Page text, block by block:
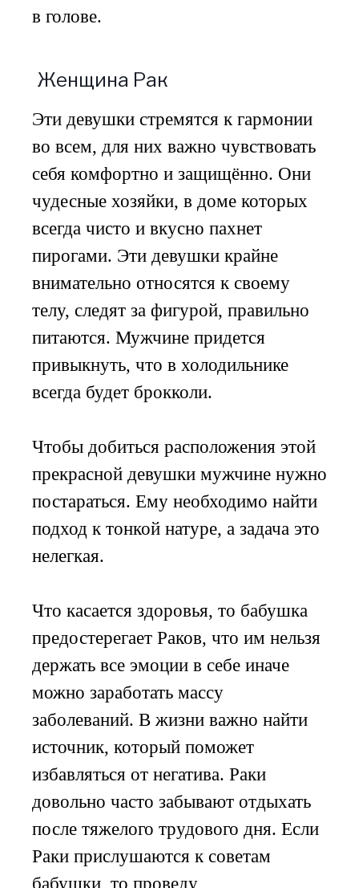
в голове.
Женщина Рак
Эти девушки стремятся к гармонии
во всем, для них важно чувствовать
себя комфортно и защищённо. Они
чудесные хозяйки, в доме которых
всегда чисто и вкусно пахнет
пирогами. Эти девушки крайне
внимательно относятся к своему
телу, следят за фигурой, правильно
питаются. Мужчине придется
привыкнуть, что в холодильнике
всегда будет брокколи.
Чтобы добиться расположения этой
прекрасной девушки мужчине нужно
постараться. Ему необходимо найти
подход к тонкой натуре, а задача это
нелегкая.
Что касается здоровья, то бабушка
предостерегает Раков, что им нельзя
держать все эмоции в себе иначе
можно заработать массу
заболеваний. В жизни важно найти
источник, который поможет
избавляться от негатива. Раки
довольно часто забывают отдыхать
после тяжелого трудового дня. Если
Раки прислушаются к советам
бабушки, то проведу